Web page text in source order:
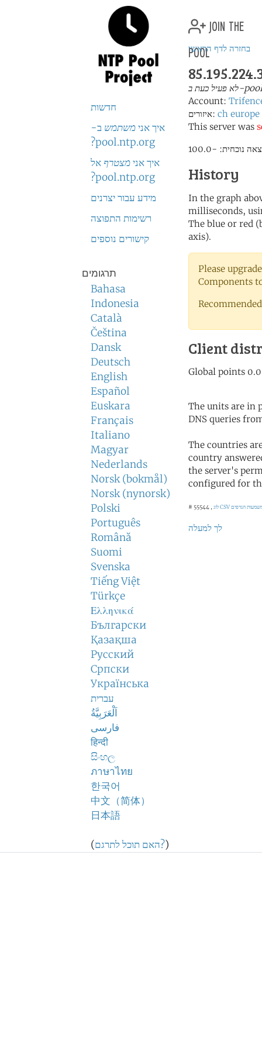
חדשות
איך אנימשתמש ב-
pool.ntp.org?
איך אנימצטרף אל
pool.ntp.org?
מידע עבור יצרנים
רשימות התפוצה
קישורים נוספים
תרגומים
Bahasa
Indonesia
Català
Čeština
Dansk
Deutsch
English
Español
Euskara
Français
Italiano
Magyar
Nederlands
Norsk (bokmål)
Norsk (nynorsk)
Polski
Português
Română
Suomi
Svenska
Tiếng Việt
Türkçe
Ελληνικά
Български
Қазақша
Русский
Српски
Українська
עברית
اَلْعَرَبِيَّةُ
فارسی
हिन्दी
සිංහල
ภาษาไทย
한국어
中文（简体）
日本語
( האם תוכל לתרגם?)
join the
pool
בחזרה לדף הראשי
Account:
איזורים: ch europe
This server was
History
In the graph
milliseconds,
The blue or red
axis).
Please
Components
Client
The units are in
DNS queries
The countries
country
the server's
configured for
# 55544 , לוג CSV
לך למעלה